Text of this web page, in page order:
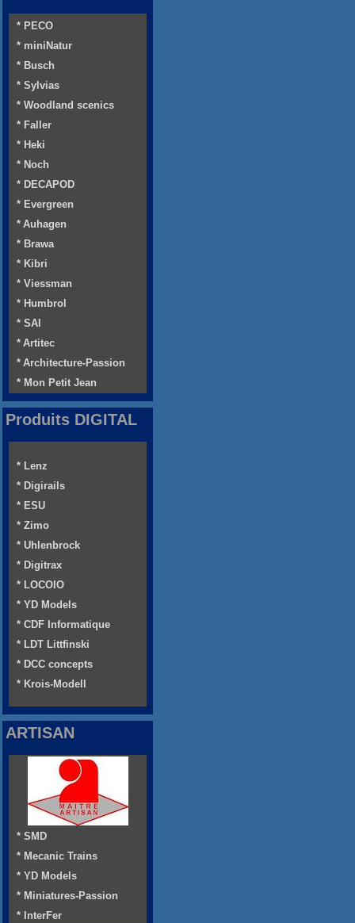
* PECO
* miniNatur
* Busch
* Sylvias
* Woodland scenics
* Faller
* Heki
* Noch
* DECAPOD
* Evergreen
* Auhagen
* Brawa
* Kibri
* Viessman
* Humbrol
* SAI
* Artitec
* Architecture-Passion
* Mon Petit Jean
Produits DIGITAL
* Lenz
* Digirails
* ESU
* Zimo
* Uhlenbrock
* Digitrax
* LOCOIO
* YD Models
* CDF Informatique
* LDT Littfinski
* DCC concepts
* Krois-Modell
ARTISAN
* SMD
* Mecanic Trains
* YD Models
* Miniatures-Passion
* InterFer